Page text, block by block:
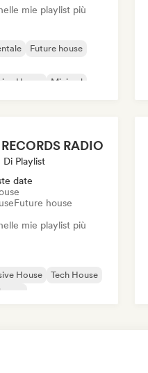
mie playlist più
Future house
House
Minimal
RADIO
Playlist
date
Future house
mie playlist più
House
Tech House